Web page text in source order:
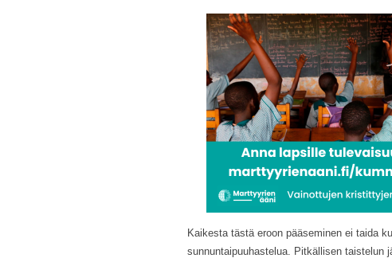
Kaikesta tästä eroon pääseminen ei taida
sunnuntaipuuhastelua. Pitkällisen taistelun